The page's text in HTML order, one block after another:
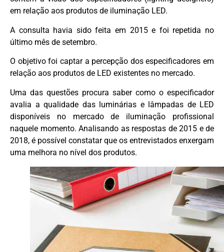
em relação aos produtos de iluminação LED.
A consulta havia sido feita em 2015 e foi repetida no
último mês de setembro.
O objetivo foi captar a percepção dos especificadores em
relação aos produtos de LED existentes no mercado.
Uma das questões procura saber como o especificador
avalia a qualidade das luminárias e lâmpadas de LED
disponíveis no mercado de iluminação profissional
naquele momento. Analisando as respostas de 2015 e de
2018, é possível constatar que os entrevistados enxergam
uma melhora no nível dos produtos.